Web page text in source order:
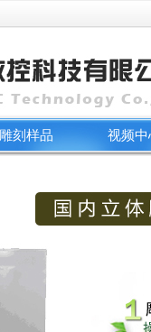
雕刻样品 视频中